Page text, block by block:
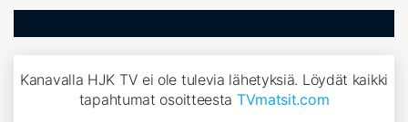
Kanavalla HJK TV ei ole tulevia lähetyksiä. Löydät kaikki
tapahtumat osoitteesta TVmatsit.com